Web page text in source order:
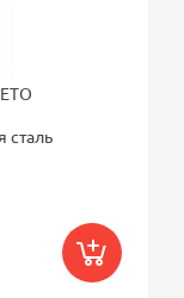
сталь